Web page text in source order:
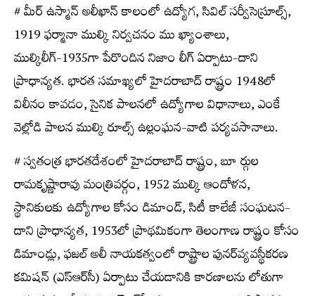
# మీర్‌ ఉస్మాన్‌ అలీఖాన్‌ కాలంలో ఉద్యోగ, సివిల్‌ సర్వీసెస్రూల్స్​‍,
1919 ఫర్మానా ముల్కి నిర్వచనం ము ఖ్యాంశాలు,
ముల్కిలీగ్‌-1935గా పేరొందిన నిజాం లీగ్‌ ఏర్పాటు-దాని
ప్రాధాన్యత. భారత సమాఖ్యలో హైదరాబాద్‌ రాష్ట్రం 1948లో
విలీనం కావడం, సైనిక పాలనలో ఉద్యోగాల విధానాలు, ఎంకే
వెల్లోడి పాలన ముల్కి రూల్స్​‍ ఉల్లంఘన-వాటి పర్యవసానాలు.
# స్వతంత్ర భారతదేశంలో హైదరాబాద్‌ రాష్ట్రం, బూ ర్గుల
రామకృష్ణారావు మంత్రివర్గం, 1952 ముల్కి ఆందోళన,
స్థానికులకు ఉద్యోగాల కోసం డిమాండ్‌, సిటీ కాలేజీ సంఘటన-
దాని ప్రాధాన్యత, 1953లో ప్రాథమికంగా తెలంగాణ రాష్ట్రం కోసం
డిమాండ్లు, ఫజల్‌ అలీ నాయకత్వంలో రాష్ట్రాల పునర్‌వ్యవస్థీకరణ
కమిషన్‌ (ఎస్ఆర్‌సీ) ఏర్పాటు చేయడానికి కారణాలను లోతుగా